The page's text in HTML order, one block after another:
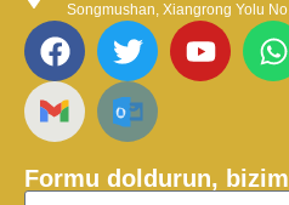
Songmushan, Xiangrong Yolu
Formu doldurun,